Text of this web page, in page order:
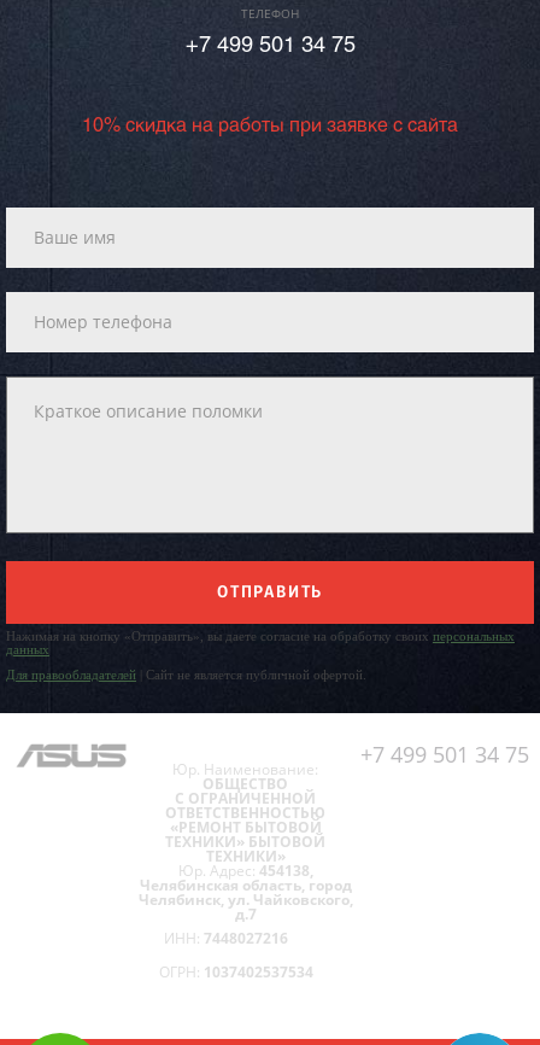
ТЕЛЕФОН
+7 499 501 34 75
10% скидка на работы при заявке с сайта
ОТПРАВИТЬ
Нажимая на кнопку «Отправить», вы даете согласие на обработку своих персональных
данных
Для правообладателей | Сайт не является публичной офертой.
+7 499 501 34 75
Юр. Наименование:
ОБЩЕСТВО
С ОГРАНИЧЕННОЙ
ОТВЕТСТВЕННОСТЬЮ
«РЕМОНТ БЫТОВОЙ
ТЕХНИКИ» БЫТОВОЙ
ТЕХНИКИ»
Юр. Адрес: 454138,
Челябинская область, город
Челябинск, ул. Чайковского,
д.7
ИНН: 7448027216
ОГРН: 1037402537534